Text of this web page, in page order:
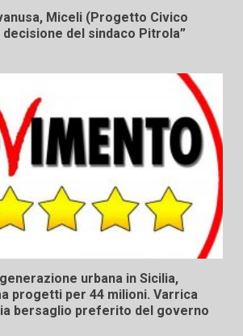
Miceli (Progetto Civico
decisione del sindaco Pitrola”
urbana in Sicilia,
progetti per 44 milioni. Varrica
bersaglio preferito del governo